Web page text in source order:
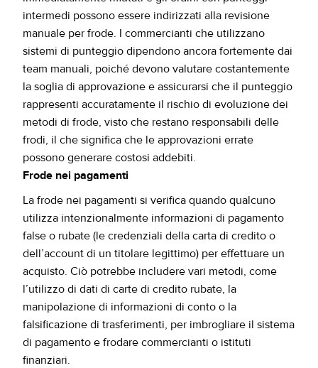
intermedi possono essere indirizzati alla revisione
manuale per frode. I commercianti che utilizzano
sistemi di punteggio dipendono ancora fortemente dai
team manuali, poiché devono valutare costantemente
la soglia di approvazione e assicurarsi che il punteggio
rappresenti accuratamente il rischio di evoluzione dei
metodi di frode, visto che restano responsabili delle
frodi, il che significa che le approvazioni errate
possono generare costosi addebiti.
Frode nei pagamenti
La frode nei pagamenti si verifica quando qualcuno
utilizza intenzionalmente informazioni di pagamento
false o rubate (le credenziali della carta di credito o
dell’account di un titolare legittimo) per effettuare un
acquisto. Ciò potrebbe includere vari metodi, come
l’utilizzo di dati di carte di credito rubate, la
manipolazione di informazioni di conto o la
falsificazione di trasferimenti, per imbrogliare il sistema
di pagamento e frodare commercianti o istituti
finanziari.